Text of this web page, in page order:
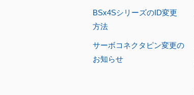
BSx4SシリーズのID変更
方法
サーボコネクタピン変更の
お知らせ